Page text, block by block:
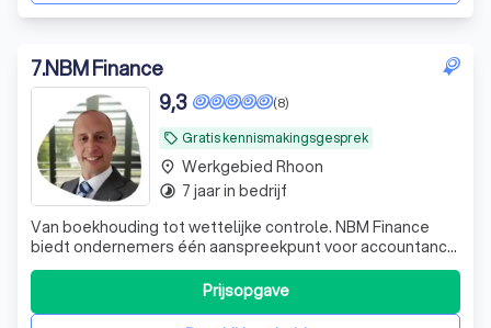
7.NBM Finance
local_offer Gratis kennismakingsgesprek
(8)
9,3
Van boekhouding tot wettelijke controle. NBM Finance
biedt ondernemers één aanspreekpunt voor accountancy,
belastingadvies, audits en financieel advies.
Prijsopgave
place Werkgebied Rhoon
timelapse 7 jaar in bedrijf